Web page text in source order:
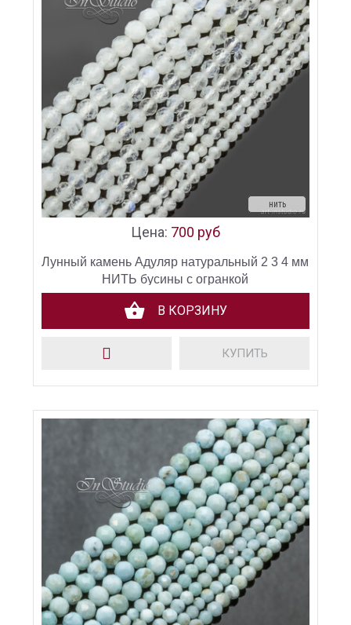
нить
Цена: 700 руб
Лунный камень Адуляр натуральный 2 3 4 мм
НИТЬ бусины с огранкой
В КОРЗИНУ
КУПИТЬ